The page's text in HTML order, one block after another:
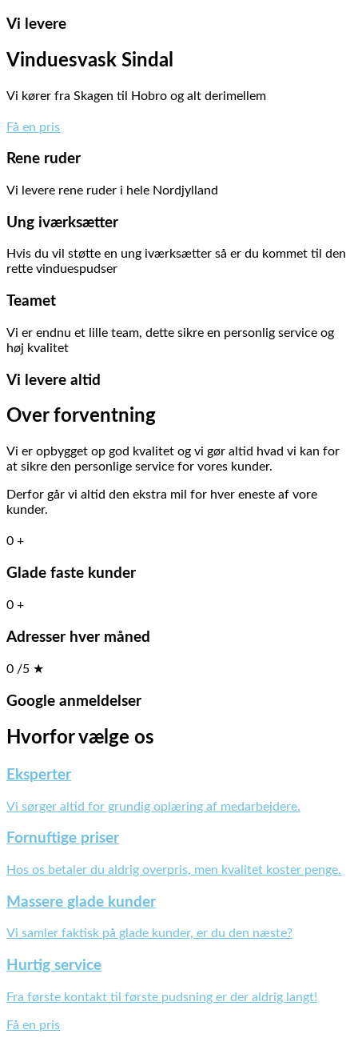
Vi levere
Vinduesvask Sindal
Vi kører fra Skagen til Hobro og alt derimellem
Få en pris
Rene ruder
Vi levere rene ruder i hele Nordjylland
Ung iværksætter
Hvis du vil støtte en ung iværksætter så er du kommet til den
rette vinduespudser
Teamet
Vi er endnu et lille team, dette sikre en personlig service og
høj kvalitet
Vi levere altid
Over forventning
Vi er opbygget op god kvalitet og vi gør altid hvad vi kan for
at sikre den personlige service for vores kunder.
Derfor går vi altid den ekstra mil for hver eneste af vore
kunder.
0 +
Glade faste kunder
0 +
Adresser hver måned
0 /5 ★
Google anmeldelser
Hvorforvælge os
Eksperter
Vi sørger altid for grundig oplæring af medarbejdere.
Fornuftige priser
Hos os betaler du aldrig overpris, men kvalitet koster penge.
Massere glade kunder
Vi samler faktisk på glade kunder, er du den næste?
Hurtig service
Fra første kontakt til første pudsning er der aldrig langt!
Få en pris